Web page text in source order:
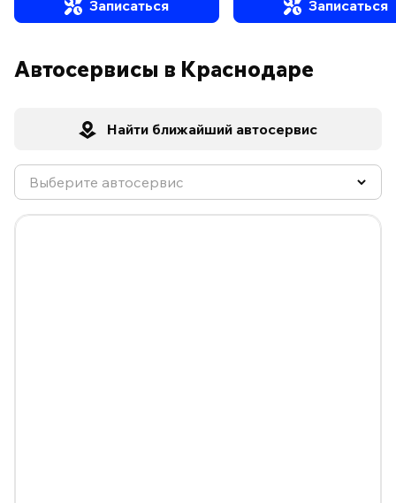
Записаться Записаться
Автосервисы в Краснодаре
Найти ближайший автосервис